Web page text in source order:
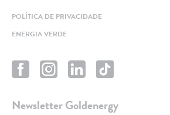
POLÍTICA DE PRIVACIDADE
ENERGIA VERDE
Newsletter Goldenergy